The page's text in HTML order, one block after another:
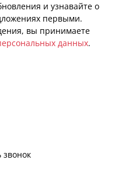
и узнавайте о
первыми.
вы принимаете
данных.
звонок